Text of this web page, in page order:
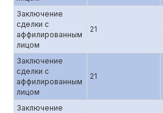
Заключение
сделки с
аффилированным
лицом
21
Заключение
сделки с
аффилированным
лицом
21
Заключение